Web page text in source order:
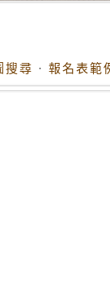
搜尋 · 報名表範